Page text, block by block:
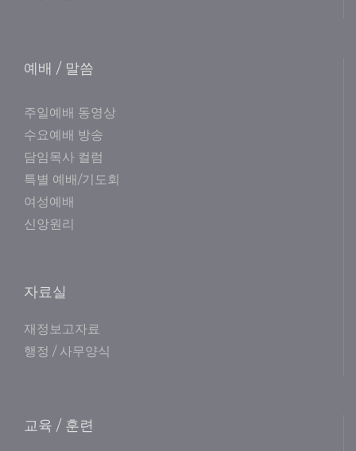
예배 / 말씀
주일예배 동영상
수요예배 방송
담임목사 컬럼
특별 예배/기도회
여성예배
신앙원리
자료실
재정보고자료
행정 / 사무양식
교육 / 훈련